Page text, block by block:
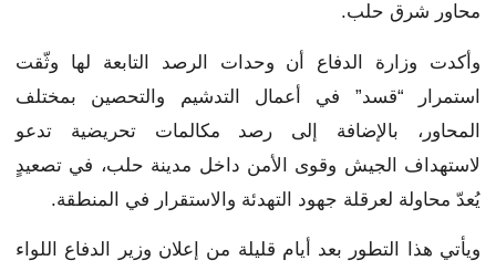
محاور شرق حلب.
وأكدت وزارة الدفاع أن وحدات الرصد التابعة لها وثّقت
استمرار “قسد” في أعمال التدشيم والتحصين بمختلف
المحاور، بالإضافة إلى رصد مكالمات تحريضية تدعو
لاستهداف الجيش وقوى الأمن داخل مدينة حلب، في تصعيدٍ
يُعدّ محاولة لعرقلة جهود التهدئة والاستقرار في المنطقة.
ويأتي هذا التطور بعد أيام قليلة من إعلان وزير الدفاع اللواء